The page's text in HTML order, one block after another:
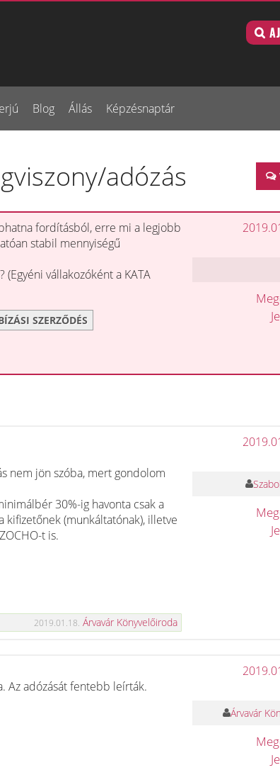
Blog Állás Képzésnaptár
adózás
fordításból, erre mi a legjobb
stabil mennyiségű
vállakozóként a KATA
SZERZŐDÉS
nem jön szóba, mert gondolom
30%-ig havonta csak a
kifizetőnek (munkáltatónak), illetve
t is.
2019.01.18. Árvavár Könyvelőiroda
Az adózását fentebb leírták.
Árvavár